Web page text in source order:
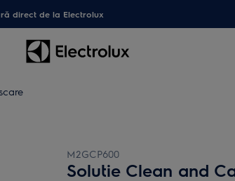
direct de la Electrolux
M2GCP600
Solutie Clean and